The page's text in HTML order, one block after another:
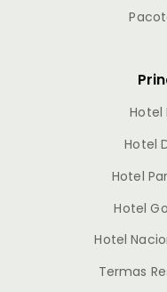
Hotel
Hotel
Hotel
Hotel
Hotel
Termas